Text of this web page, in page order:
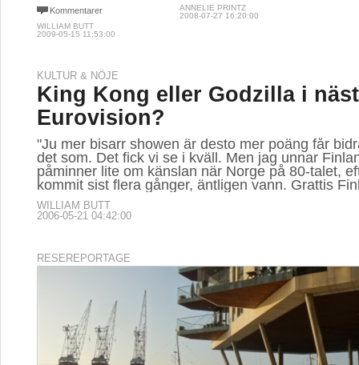
Kommentarer
WILLIAM BUTT
2009-05-15 11:53:00
ANNELIE PRINTZ
2008-07-27 16:20:00
KULTUR & NÖJE
King Kong eller Godzilla i
Eurovision?
"Ju mer bisarr showen är desto mer poäng får
det som. Det fick vi se i kväll. Men jag unnar
påminner lite om känslan när Norge på 80-talet,
kommit sist flera gånger, äntligen vann. Grattis
WILLIAM BUTT
2006-05-21 04:42:00
RESEREPORTAGE